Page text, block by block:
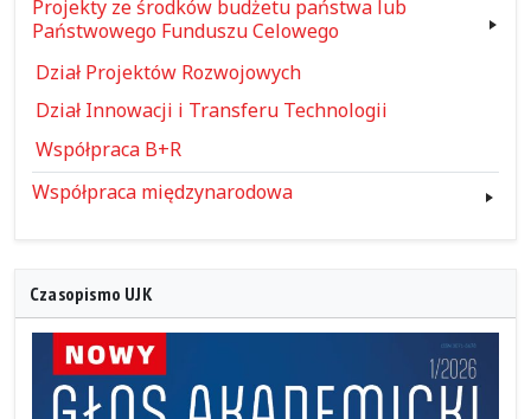
Projekty ze środków budżetu państwa lub
Państwowego Funduszu Celowego
Dział Projektów Rozwojowych
Dział Innowacji i Transferu Technologii
Współpraca B+R
Współpraca międzynarodowa
Czasopismo UJK